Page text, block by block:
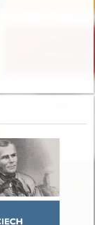
: katalog